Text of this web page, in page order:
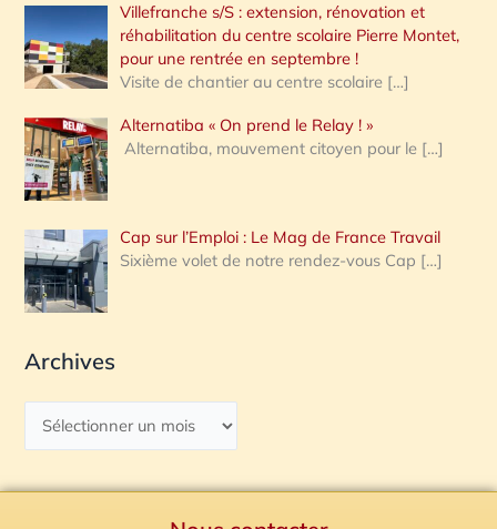
Villefranche s/S : extension, rénovation et
réhabilitation du centre scolaire Pierre Montet,
pour une rentrée en septembre !
Visite de chantier au centre scolaire […]
Alternatiba « On prend le Relay ! »
Alternatiba, mouvement citoyen pour le […]
Cap sur l’Emploi : Le Mag de France Travail
Sixième volet de notre rendez-vous Cap […]
Archives